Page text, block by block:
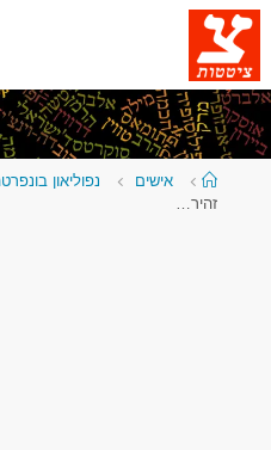
דלגו
לתוכן
עמוד
ראשי
אישים נפוליאון
זהיר…